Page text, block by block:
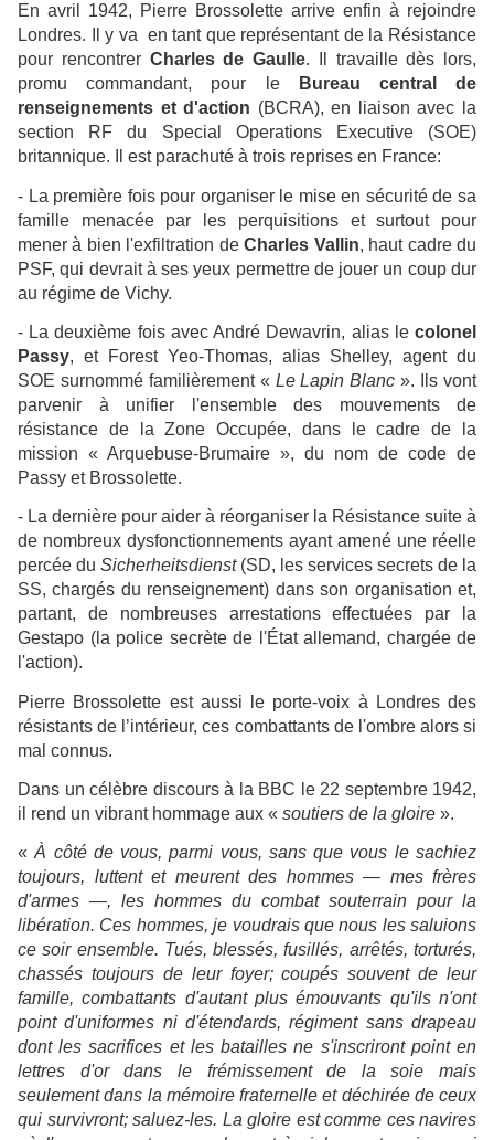
En avril 1942, Pierre Brossolette arrive enfin à rejoindre
Londres. Il y va en tant que représentant de la Résistance
pour rencontrer Charles de Gaulle. Il travaille dès lors,
promu commandant, pour le
Bureau central de
renseignements et d'action (BCRA), en liaison avec la
section RF du Special Operations Executive (SOE)
britannique. Il est parachuté à trois reprises en France:
- La première fois pour organiser le mise en sécurité de sa
famille menacée par les perquisitions et surtout pour
mener à bien l'exfiltration deCharles Vallin, haut cadre du
PSF, qui devrait à ses yeux permettre de jouer un coup dur
au régime de Vichy.
- La deuxième fois avec André Dewavrin, alias le colonel
Passy, et Forest Yeo-Thomas, alias Shelley, agent du
SOE surnommé familièrement « Le Lapin Blanc ». Ils vont
parvenir à unifier l'ensemble des mouvements de
résistance de la Zone Occupée, dans le cadre de la
mission « Arquebuse-Brumaire », du nom de code de
Passy et Brossolette.
- La dernière pour aider à réorganiser la Résistance suite à
de nombreux dysfonctionnements ayant amené une réelle
percée du Sicherheitsdienst(SD, les services secrets de la
SS, chargés du renseignement) dans son organisation et,
partant, de nombreuses arrestations effectuées par la
Gestapo (la police secrète de l'État allemand, chargée de
l'action).
Pierre Brossolette est aussi le porte-voix à Londres des
résistants de l’intérieur, ces combattants de l'ombre alors si
mal connus.
Dans un célèbre discours à la BBC le 22 septembre 1942,
il rend un vibrant hommage aux « soutiers de la gloire ».
«À côté de vous, parmi vous, sans que vous le sachiez
toujours, luttent et meurent des hommes — mes frères
d'armes —, les hommes du combat souterrain pour la
libération. Ces hommes, je voudrais que nous les saluions
ce soir ensemble. Tués, blessés, fusillés, arrêtés, torturés,
chassés toujours de leur foyer; coupés souvent de leur
famille, combattants d'autant plus émouvants qu'ils n'ont
point d'uniformes ni d'étendards, régiment sans drapeau
dont les sacrifices et les batailles ne s'inscriront point en
lettres d'or dans le frémissement de la soie mais
seulement dans la mémoire fraternelle et déchirée de ceux
qui survivront; saluez-les. La gloire est comme ces navires